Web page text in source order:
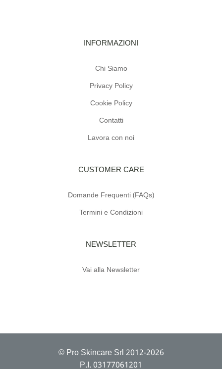
INFORMAZIONI
Chi Siamo
Privacy Policy
Cookie Policy
Contatti
Lavora con noi
CUSTOMER CARE
Domande Frequenti (FAQs)
Termini e Condizioni
NEWSLETTER
Vai alla Newsletter
© Pro Skincare Srl 2012-2026
P.I. 03177061201